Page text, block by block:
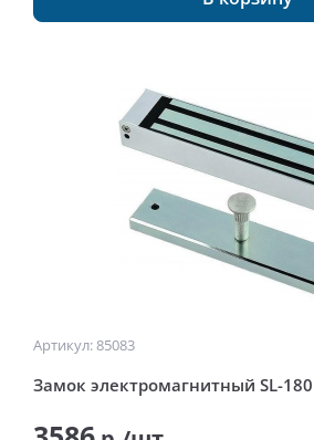
Артикул: 85083
Замок электромагнитный SL-180